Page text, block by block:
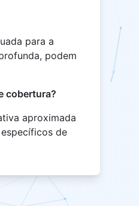
para a
podem
cobertura?
aproximada
de